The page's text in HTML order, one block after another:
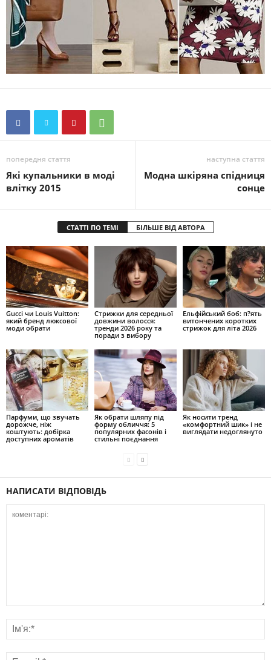
попередня стаття
Які купальники в моді
влітку 2015
наступна стаття
Модна шкіряна спідниця
сонце
СТАТТІ ПО ТЕМІ БІЛЬШЕ ВІД АВТОРА
Gucci чи Louis Vuitton:
який бренд люксової
моди обрати
Стрижки для середньої
довжини волосся:
тренди 2026 року та
поради з вибору
Ельфійський боб: п?ять
витончених коротких
стрижок для літа 2026
Парфуми, що звучать
дорожче, ніж
коштують: добірка
доступних ароматів
Як обрати шляпу під
форму обличчя: 5
популярних фасонів і
стильні поєднання
Як носити тренд
«комфортний шик» і не
виглядати недоглянуто
НАПИСАТИ ВІДПОВІДЬ